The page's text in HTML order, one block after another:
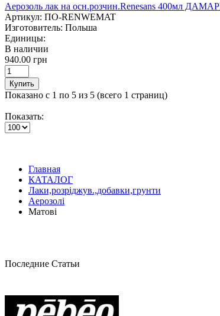
Аерозоль лак на осн.розчин.Renesans 400мл
Артикул: ПО-RENWEMAT
Изготовитель: Польша
Единицы:
В наличии
940.00 грн
Купить
Показано с 1 по 5 из 5 (всего 1 страниц)
Показать:
Главная
КАТАЛОГ
Лаки,розріджув.,добавки,грунти
Аерозолі
Матові
Последние Статьи